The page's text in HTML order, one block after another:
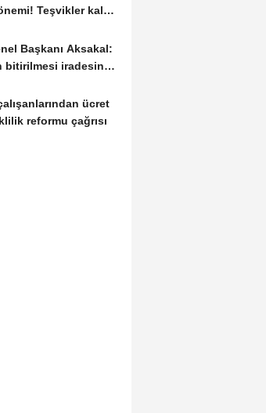
Teşvikler kalktı,
Başkanı Aksakal:
bitirilmesi iradesine
ücret
reformu çağrısı